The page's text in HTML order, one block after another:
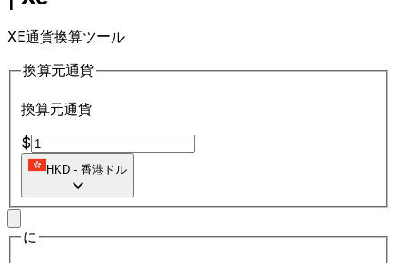
XE通貨換算ツール
換算元通貨
換算元通貨
$
HKD - 香港ドル
に